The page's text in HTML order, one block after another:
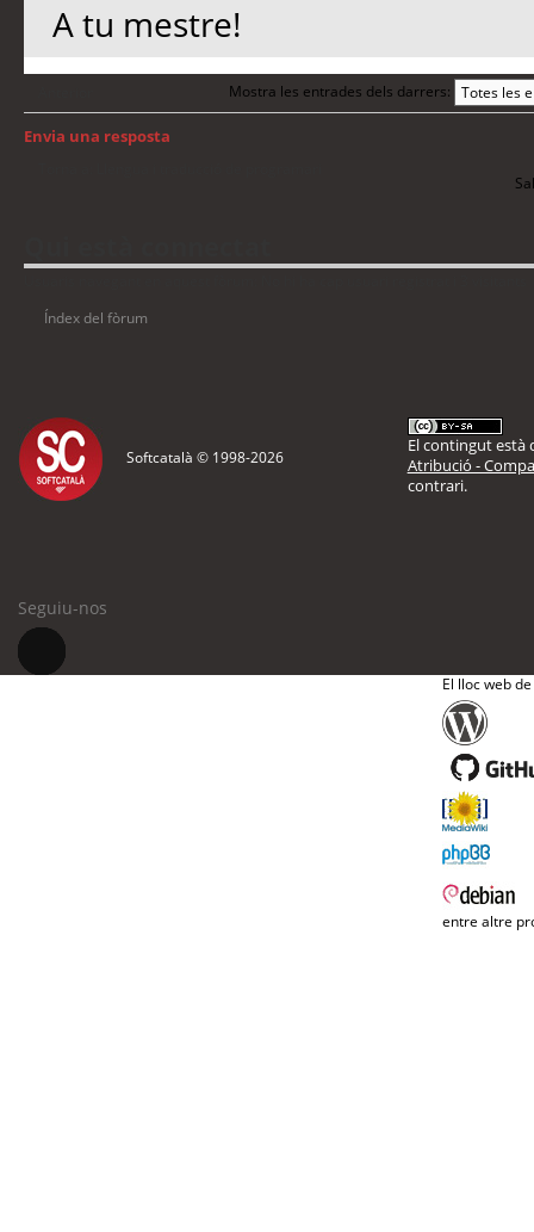
A tu mestre!
Mostra les entrades dels darrers:
Envia una resposta
Índex del fòrum
Softcatalà © 1998-2026
El contingut està
Atribució -
contrari.
Seguiu-nos
El lloc web
entre altre